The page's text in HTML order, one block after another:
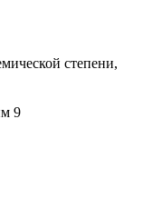
степени,
9